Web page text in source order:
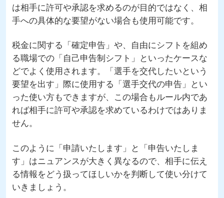
は相手に許可や承認を求めるのが目的ではなく、相
手への具体的な要望がない場合も使用可能です。
税金に関する「確定申告」や、自由にシフトを組め
る職場での「自己申告制シフト」といったケースな
どでよく使用されます。「選手を交代したいという
要望を出す」際に使用する「選手交代の申告」とい
った使い方もできますが、この場合もルール内であ
れば相手に許可や承認を求めているわけではありま
せん。
このように「申請いたします」と「申告いたしま
す」はニュアンスが大きく異なるので、相手に伝え
る情報をどう扱ってほしいかを判断して使い分けて
いきましょう。